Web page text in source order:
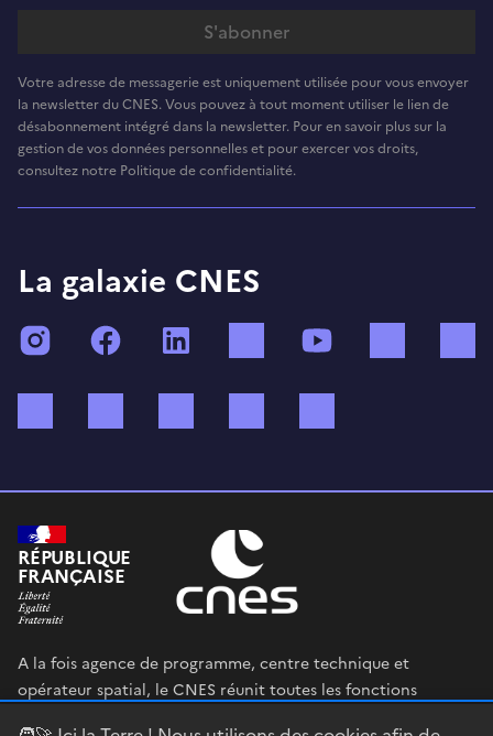
Votre adresse de messagerie est uniquement utilisée pour vous envoyer
la newsletter du CNES. Vous pouvez à tout moment utiliser le lien de
désabonnement intégré dans la newsletter. Pour en savoir plus sur la
gestion de vos données personnelles et pour exercer vos droits,
consultez notre Politique de confidentialité.
La galaxie CNES
InstagramFacebook TikTok
RÉPUBLIQUE
FRANÇAISE
A la fois agence de programme, centre technique et
opérateur spatial, le CNES réunit toutes les fonctions